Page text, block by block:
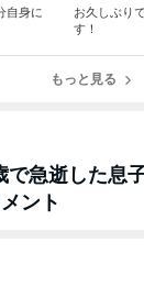
自身に
お久しぶり
す！
もっと見る
で急逝した息
ント